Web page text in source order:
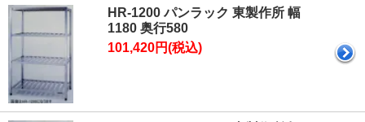
HR-1200 パンラック 東製作所 幅
1180 奥行580
101,420円(税込)